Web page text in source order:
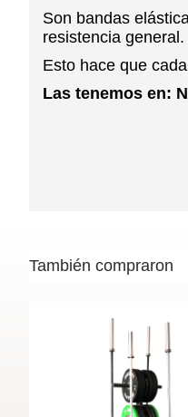
Son bandas
resistencia general.
Esto hace que
Las tenemos en:
También compraron